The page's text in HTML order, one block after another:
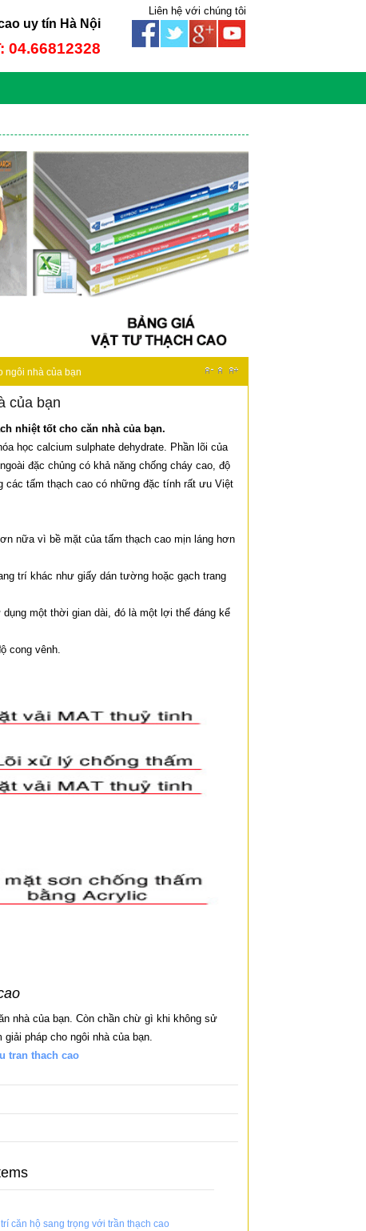
uy tín Hà Nội
04.66812328
Liên hệ với chúng tôi
ngôi nhà của bạn
của bạn
nhiệt tốt cho căn nhà của bạn.
học calcium sulphate dehydrate. Phần lõi của
đặc chủng có khả năng chống cháy cao, độ
các tấm thạch cao có những đặc tính rất ưu Việt
nữa vì bề mặt của tấm thạch cao mịn láng hơn
trí khác như giấy dán tường hoặc gạch trang
một thời gian dài, đó là một lợi thế đáng kể
cong vênh.
nhà của bạn. Còn chần chừ gì khi không sử
pháp cho ngôi nhà của bạn.
tran thach cao
căn hộ sang trọng với trần thạch cao